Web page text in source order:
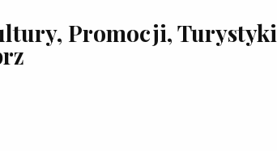
Promocji, Turystyki